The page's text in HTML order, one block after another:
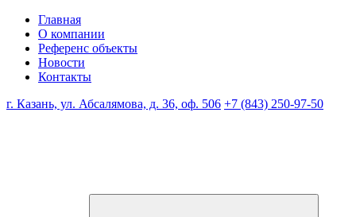
Главная
О компании
Референс объекты
Новости
Контакты
г. Казань, ул. Абсалямова, д. 36, оф. 506 +7 (843) 250-97-50